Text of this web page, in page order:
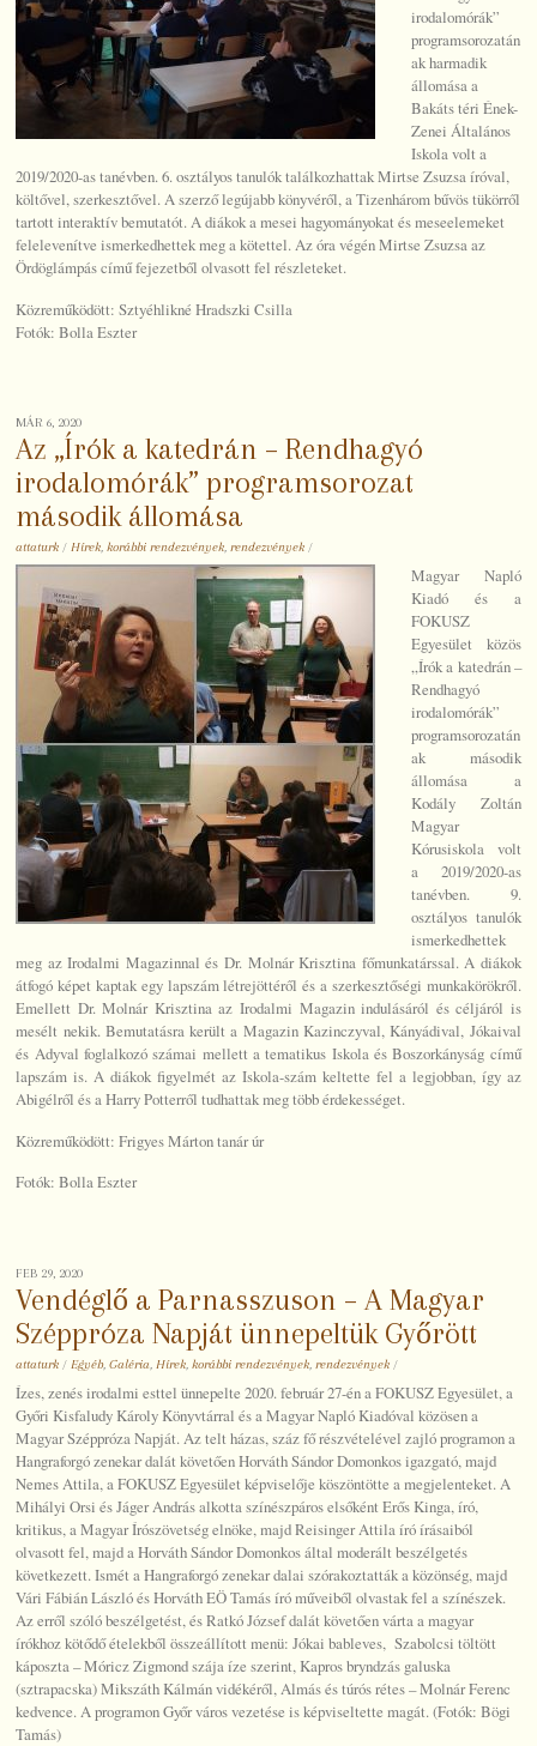
irodalomórák”
programsorozatán
ak harmadik
állomása a
Bakáts téri Ének-
Zenei Általános
Iskola volt a
2019/2020-as tanévben. 6. osztályos tanulók találkozhattak Mirtse Zsuzsa íróval,
költővel, szerkesztővel. A szerző legújabb könyvéről, a Tizenhárom bűvös tükörről
tartott interaktív bemutatót. A diákok a mesei hagyományokat és meseelemeket
felelevenítve ismerkedhettek meg a kötettel. Az óra végén Mirtse Zsuzsa az
Ördöglámpás című fejezetből olvasott fel részleteket.
Közreműködött: Sztyéhlikné Hradszki Csilla
Fotók: Bolla Eszter
MÁR 6, 2020
Az „Írók a katedrán – Rendhagyó
irodalomórák” programsorozat
második állomása
attaturk / Hírek,korábbi rendezvények,rendezvények /
Magyar Napló
Kiadó és a
FOKUSZ
Egyesület közös
„Írók a katedrán –
Rendhagyó
irodalomórák”
programsorozatán
ak második
állomása a
Kodály Zoltán
Magyar
Kórusiskola volt
a 2019/2020-as
tanévben. 9.
osztályos tanulók
ismerkedhettek
meg az Irodalmi Magazinnal és Dr. Molnár Krisztina főmunkatárssal. A diákok
átfogó képet kaptak egy lapszám létrejöttéről és a szerkesztőségi munkakörökről.
Emellett Dr. Molnár Krisztina az Irodalmi Magazin indulásáról és céljáról is
mesélt nekik. Bemutatásra került a Magazin Kazinczyval, Kányádival, Jókaival
és Adyval foglalkozó számai mellett a tematikus Iskola és Boszorkányság című
lapszám is. A diákok figyelmét az Iskola-szám keltette fel a legjobban, így az
Abigélről és a Harry Potterről tudhattak meg több érdekességet.
Közreműködött: Frigyes Márton tanár úr
Fotók: Bolla Eszter
FEB 29, 2020
Vendéglő a Parnasszuson – A Magyar
Széppróza Napját ünnepeltük Győrött
attaturk / Egyéb,Galéria,Hírek,korábbi rendezvények,rendezvények /
Ízes, zenés irodalmi esttel ünnepelte 2020. február 27-én a FOKUSZ Egyesület, a
Győri Kisfaludy Károly Könyvtárral és a Magyar Napló Kiadóval közösen a
Magyar Széppróza Napját. Az telt házas, száz fő részvételével zajló programon a
Hangraforgó zenekar dalát követően Horváth Sándor Domonkos igazgató, majd
Nemes Attila, a FOKUSZ Egyesület képviselője köszöntötte a megjelenteket. A
Mihályi Orsi és Jáger András alkotta színészpáros elsőként Erős Kinga, író,
kritikus, a Magyar Írószövetség elnöke, majd Reisinger Attila író írásaiból
olvasott fel, majd a Horváth Sándor Domonkos által moderált beszélgetés
következett. Ismét a Hangraforgó zenekar dalai szórakoztatták a közönség, majd
Vári Fábián László és Horváth EÖ Tamás író műveiből olvastak fel a színészek.
Az erről szóló beszélgetést, és Ratkó József dalát követően várta a magyar
írókhoz kötődő ételekből összeállított menü: Jókai bableves, Szabolcsi töltött
káposzta – Móricz Zigmond szája íze szerint, Kapros bryndzás galuska
(sztrapacska) Mikszáth Kálmán vidékéről, Almás és túrós rétes – Molnár Ferenc
kedvence. A programon Győr város vezetése is képviseltette magát. (Fotók: Bögi
Tamás)